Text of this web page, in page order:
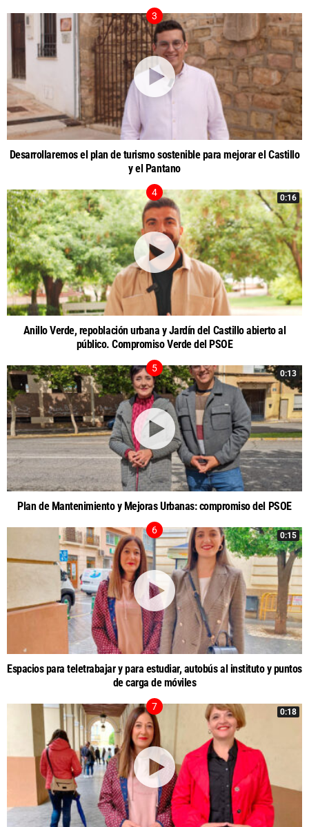
Desarrollaremos el plan de turismo sostenible para mejorar el Castillo
y el Pantano
0:16
Anillo Verde, repoblación urbana y Jardín del Castillo abierto al
público. Compromiso Verde del PSOE
0:13
Plan de Mantenimiento y Mejoras Urbanas: compromiso del PSOE
0:15
Espacios para teletrabajar y para estudiar, autobús al instituto y puntos
de carga de móviles
0:18